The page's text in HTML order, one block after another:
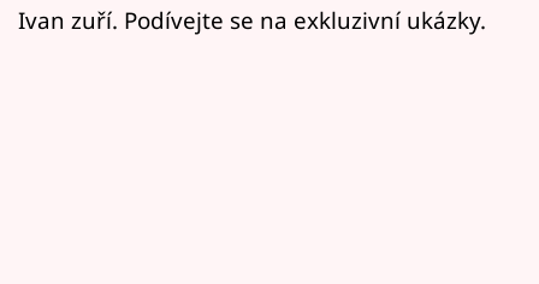
Přihlášení
Ivan zuří. Podívejte se na exkluzivní ukázky.